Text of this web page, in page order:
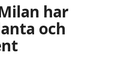
har
och